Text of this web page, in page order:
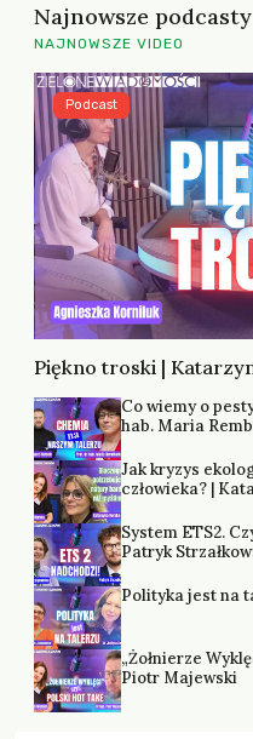
Najnowsze podcasty
NAJNOWSZE VIDEO
Piękno troski |
Podcast
Co wiemy o
hab. Maria
Jak kryzys
człowieka? |
System ETS2.
Patryk
Polityka jest na
„Żołnierze
Piotr Majewski